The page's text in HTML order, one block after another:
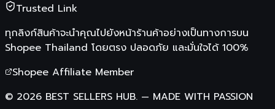
Trusted Link
ทุกลิงก์สินค้าจะนำคุณไปยังหน้าร้านค้าอย่างเป็นทางการบน
Shopee Thailand โดยตรง ปลอดภัย และมั่นใจได้ 100%
Shopee Affiliate Member
© 2026 BEST SELLERS HUB. — MADE WITH PASSION